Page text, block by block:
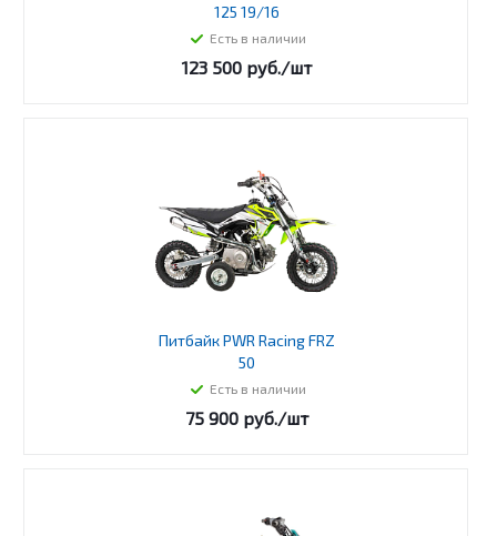
125 19/16
Есть в наличии
123 500руб./шт
Питбайк PWR Racing FRZ
50
Есть в наличии
75 900руб./шт